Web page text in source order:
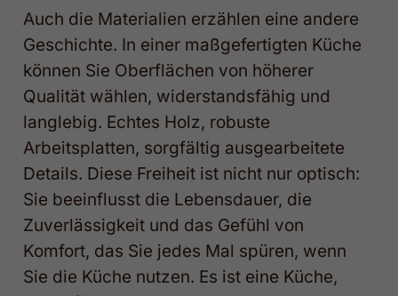
Auch die Materialien erzählen eine andere
Geschichte. In einer maßgefertigten Küche
können Sie Oberflächen von höherer
Qualität wählen, widerstandsfähig und
langlebig. Echtes Holz, robuste
Arbeitsplatten, sorgfältig ausgearbeitete
Details. Diese Freiheit ist nicht nur optisch:
Sie beeinflusst die Lebensdauer, die
Zuverlässigkeit und das Gefühl von
Komfort, das Sie jedes Mal spüren, wenn
Sie die Küche nutzen. Es ist eine Küche,